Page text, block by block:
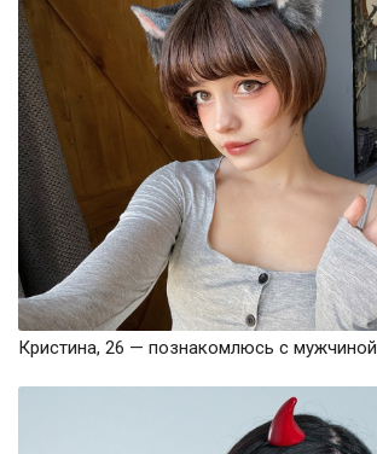
Кристина, 26 — познакомлюсь с мужчиной